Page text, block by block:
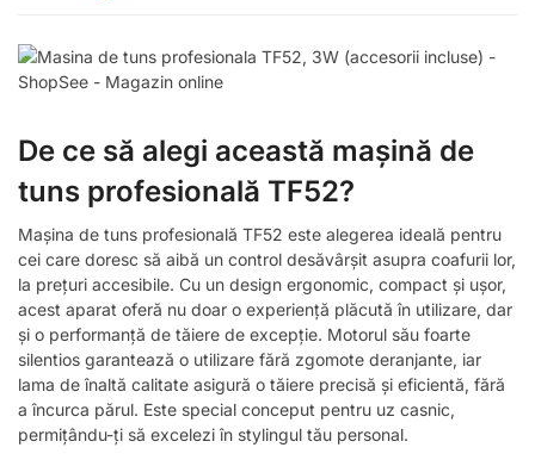
De ce să alegi această mașină de
tuns profesională TF52?
Mașina de tuns profesională TF52 este alegerea ideală pentru
cei care doresc să aibă un control desăvârșit asupra coafurii lor,
la prețuri accesibile. Cu un design ergonomic, compact și ușor,
acest aparat oferă nu doar o experiență plăcută în utilizare, dar
și o performanță de tăiere de excepție. Motorul său foarte
silentios garantează o utilizare fără zgomote deranjante, iar
lama de înaltă calitate asigură o tăiere precisă și eficientă, fără
a încurca părul. Este special conceput pentru uz casnic,
permițându-ți să excelezi în stylingul tău personal.